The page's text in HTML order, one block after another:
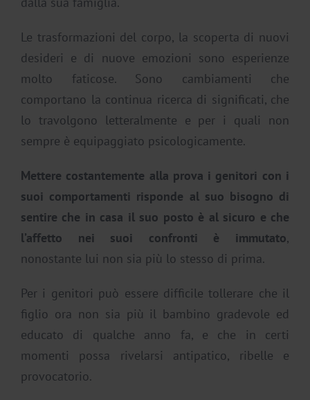
Le trasformazioni del corpo, la scoperta di nuovi
desideri e di nuove emozioni sono esperienze
molto faticose. Sono cambiamenti che
comportano la continua ricerca di significati, che
lo travolgono letteralmente e per i quali non
sempre è equipaggiato psicologicamente.
Mettere costantemente alla prova i genitori con i
suoi comportamenti risponde al suo bisogno di
sentire che in casa il suo posto è al sicuro e che
l’affetto nei suoi confronti è immutato,
nonostante lui non sia più lo stesso di prima.
Per i genitori può essere difficile tollerare che il
figlio ora non sia più il bambino gradevole ed
educato di qualche anno fa, e che in certi
momenti possa rivelarsi antipatico, ribelle e
provocatorio.